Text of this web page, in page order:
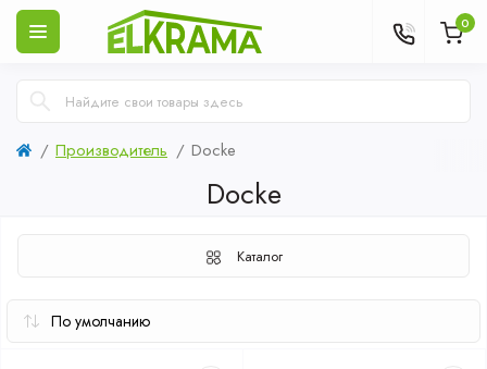
0
Производитель Docke
Docke
Каталог